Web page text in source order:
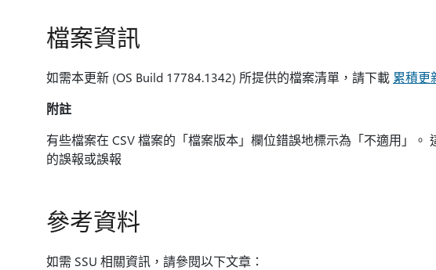
檔案資訊
如需本更新 (OS Build 17784.1342) 所提供的檔案清單，請下載 累積更
附註
有些檔案在 CSV 檔案的「檔案版本」欄位錯誤地標示為「不適用」
的誤報或誤報
參考資料
如需 SSU 相關資訊，請參閱以下文章：